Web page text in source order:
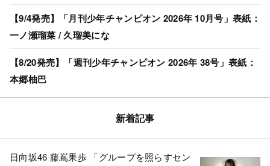
【9/4発売】「月刊少年チャンピオン 2026年 10月号」表紙：
一ノ瀬瑠菜 / 久瑠美にな
【8/20発売】「週刊少年チャンピオン 2026年 38号」表紙：
本郷柚巴
新着記事
日向坂46 藤嶌果歩 「グループを照らすセン